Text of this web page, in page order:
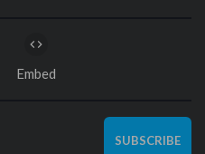
Embed
SUBSCRIBE